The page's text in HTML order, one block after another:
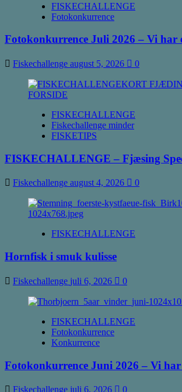
FISKECHALLENGE
Fotokonkurrence
Fotokonkurrence Juli 2026 – Vi har
Fiskechallenge august 5, 2026 0
FISKECHALLENGE
Fiskechallenge minder
FISKETIPS
FISKECHALLENGE – Fjæsing
Fiskechallenge august 4, 2026 0
FISKECHALLENGE
Hornfisk i smuk kulisse
Fiskechallenge juli 6, 2026 0
FISKECHALLENGE
Fotokonkurrence
Konkurrence
Fotokonkurrence Juni 2026 – Vi
Fiskechallenge juli 6, 2026 0